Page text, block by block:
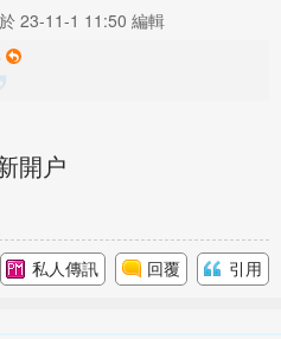
23-11-1 11:50 編輯
開户
私人傳訊 回覆 引用